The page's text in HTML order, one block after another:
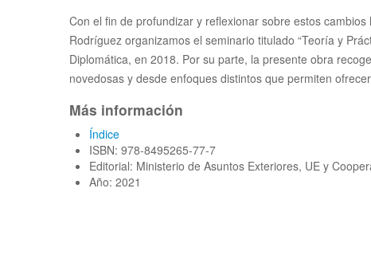
Con el fin de profundizar y reflexionar sobre estos
Rodríguez organizamos el seminario titulado “Teoría y
Diplomática, en 2018. Por su parte, la presente obra
novedosas y desde enfoques distintos que permiten
Más información
Índice
ISBN: 978-8495265-77-7
Editorial: Ministerio de Asuntos Exteriores, UE y
Año: 2021